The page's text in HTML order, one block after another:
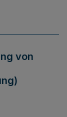
von